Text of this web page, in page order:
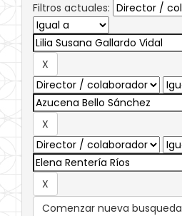
Filtros actuales:
Comenzar nueva busqueda